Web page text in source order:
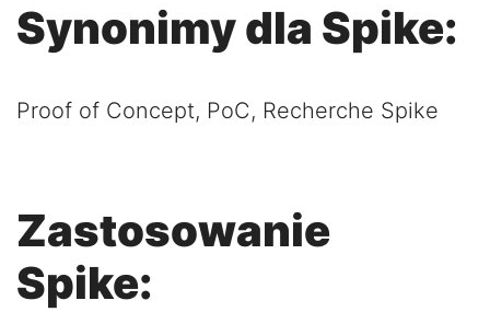
Synonimy dla Spike:
Proof of Concept, PoC, Recherche Spike
Zastosowanie
Spike: